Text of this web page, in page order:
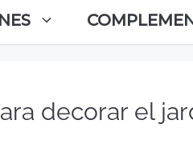
decorar el